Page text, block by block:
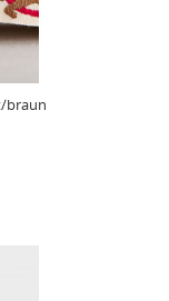
braun